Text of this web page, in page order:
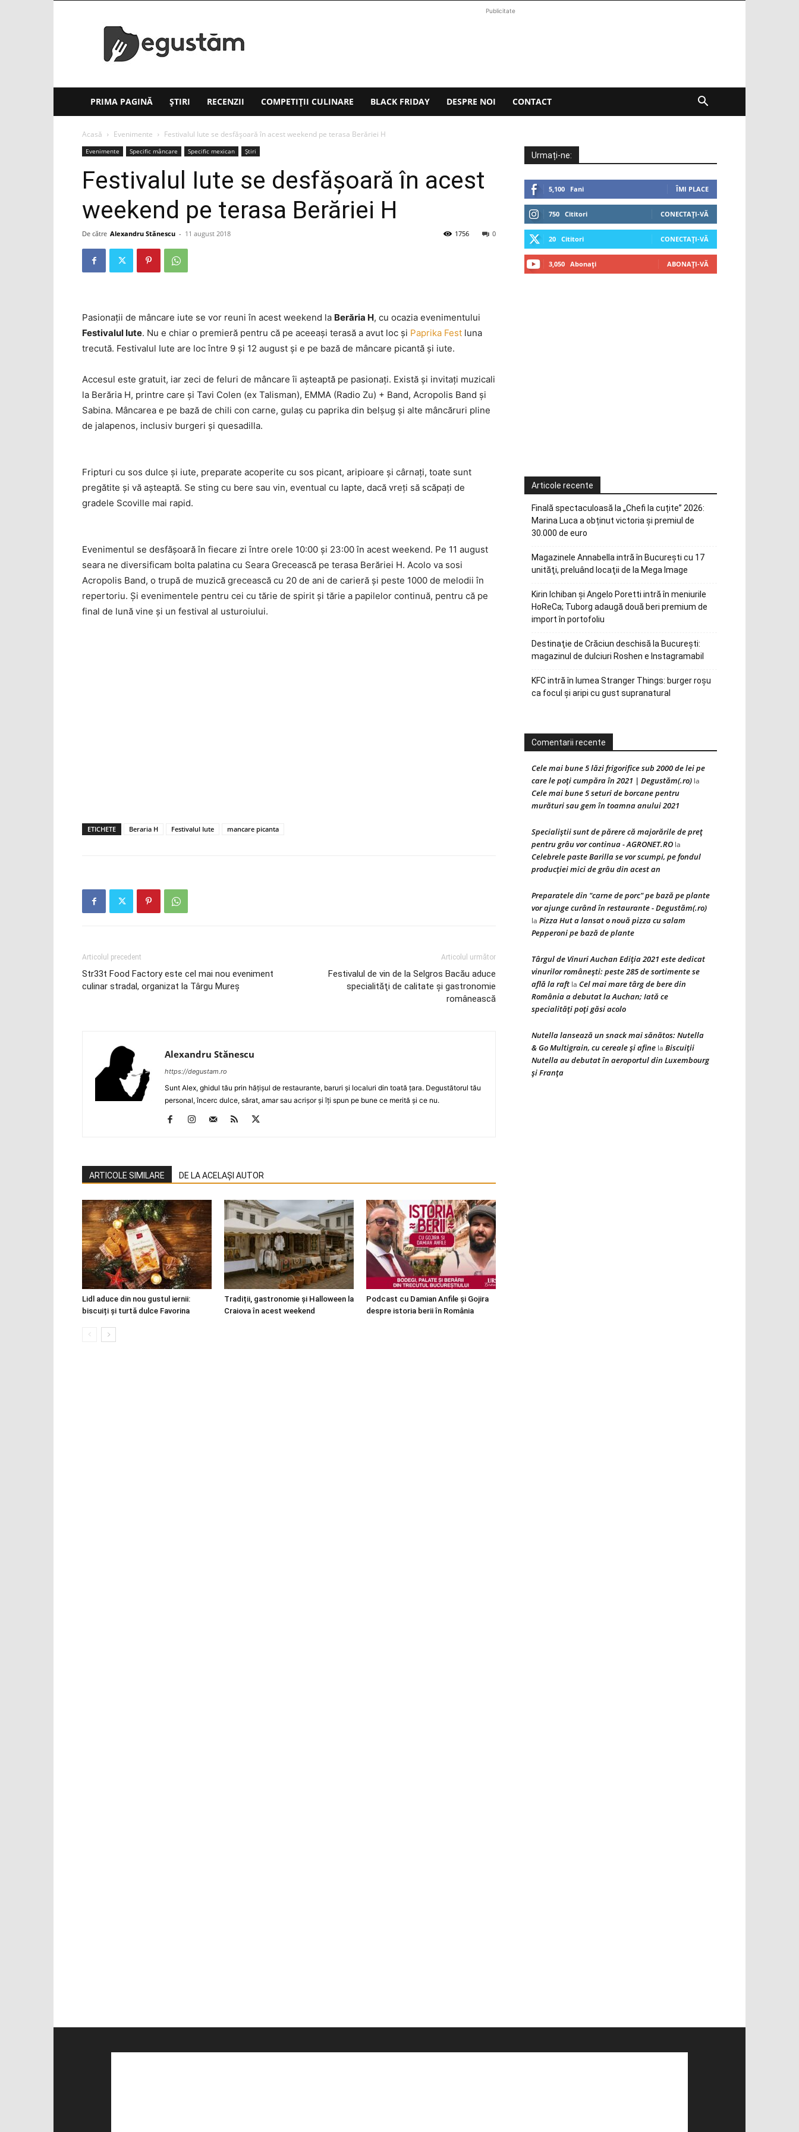
Degustăm(.ro)
Publicitate
PRIMA PAGINĂ ȘTIRI RECENZII COMPETIȚII CULINARE BLACK FRIDAY DESPRE NOI CONTACT
Acasă Evenimente Festivalul Iute se desfăşoară în acest weekend pe terasa Berăriei H
Evenimente Specific mâncare Specific mexican Știri
Festivalul Iute se desfăşoară în acest
weekend pe terasa Berăriei H
De către Alexandru Stănescu - 11 august 2018 0
1756
Pasionaţii de mâncare iute se vor reuni în acest weekend la Berăria H, cu ocazia evenimentului
Festivalul Iute. Nu e chiar o premieră pentru că pe aceeaşi terasă a avut loc şi Paprika Fest luna
trecută. Festivalul Iute are loc între 9 şi 12 august şi e pe bază de mâncare picantă şi iute.
Accesul este gratuit, iar zeci de feluri de mâncare îi aşteaptă pe pasionaţi. Există şi invitaţi muzicali
la Berăria H, printre care şi Tavi Colen (ex Talisman), EMMA (Radio Zu) + Band, Acropolis Band şi
Sabina. Mâncarea e pe bază de chili con carne, gulaş cu paprika din belşug şi alte mâncăruri pline
de jalapenos, inclusiv burgeri şi quesadilla.
Fripturi cu sos dulce şi iute, preparate acoperite cu sos picant, aripioare şi cârnaţi, toate sunt
pregătite şi vă aşteaptă. Se sting cu bere sau vin, eventual cu lapte, dacă vreţi să scăpaţi de
gradele Scoville mai rapid.
Evenimentul se desfăşoară în fiecare zi între orele 10:00 şi 23:00 în acest weekend. Pe 11 august
seara ne diversificam bolta palatina cu Seara Grecească pe terasa Berăriei H. Acolo va sosi
Acropolis Band, o trupă de muzică grecească cu 20 de ani de carieră şi peste 1000 de melodii în
repertoriu. Şi evenimentele pentru cei cu tărie de spirit şi tărie a papilelor continuă, pentru că pe
final de lună vine şi un festival al usturoiului.
ETICHETE Beraria H Festivalul Iute mancare picanta
Articolul precedent
Str33t Food Factory este cel mai nou eveniment
culinar stradal, organizat la Târgu Mureş
Articolul următor
Festivalul de vin de la Selgros Bacău aduce
specialităţi de calitate şi gastronomie
românească
Alexandru Stănescu
https://degustam.ro
Sunt Alex, ghidul tău prin hăţişul de restaurante, baruri şi localuri din toată ţara. Degustătorul tău
personal, încerc dulce, sărat, amar sau acrişor şi îţi spun pe bune ce merită şi ce nu.
ARTICOLE SIMILARE DE LA ACELAȘI AUTOR
Lidl aduce din nou gustul iernii:
biscuiți și turtă dulce Favorina
Tradiții, gastronomie și Halloween la
Craiova în acest weekend
Podcast cu Damian Anfile și Gojira
despre istoria berii în România
Urmați-ne:
5,100 Fani ÎMI PLACE
750 Cititori CONECTAȚI-VĂ
20 Cititori CONECTAȚI-VĂ
3,050 Abonați ABONAȚI-VĂ
Articole recente
Finală spectaculoasă la „Chefi la cuțite” 2026:
Marina Luca a obținut victoria și premiul de
30.000 de euro
Magazinele Annabella intră în Bucureşti cu 17
unităţi, preluând locaţii de la Mega Image
Kirin Ichiban și Angelo Poretti intră în meniurile
HoReCa; Tuborg adaugă două beri premium de
import în portofoliu
Destinaţie de Crăciun deschisă la Bucureşti:
magazinul de dulciuri Roshen e Instagramabil
KFC intră în lumea Stranger Things: burger roșu
ca focul și aripi cu gust supranatural
Comentarii recente
Cele mai bune 5 lăzi frigorifice sub 2000 de lei pe
care le poți cumpăra în 2021 | Degustăm(.ro) la
Cele mai bune 5 seturi de borcane pentru
murături sau gem în toamna anului 2021
Specialiștii sunt de părere că majorările de preț
pentru grâu vor continua - AGRONET.RO la
Celebrele paste Barilla se vor scumpi, pe fondul
producției mici de grâu din acest an
Preparatele din "carne de porc" pe bază pe plante
vor ajunge curând în restaurante - Degustăm(.ro)
la Pizza Hut a lansat o nouă pizza cu salam
Pepperoni pe bază de plante
Târgul de Vinuri Auchan Ediţia 2021 este dedicat
vinurilor româneşti: peste 285 de sortimente se
află la raft la Cel mai mare târg de bere din
România a debutat la Auchan; Iată ce
specialităţi poţi găsi acolo
Nutella lansează un snack mai sănătos: Nutella
& Go Multigrain, cu cereale şi afine la Biscuiţii
Nutella au debutat în aeroportul din Luxembourg
şi Franţa